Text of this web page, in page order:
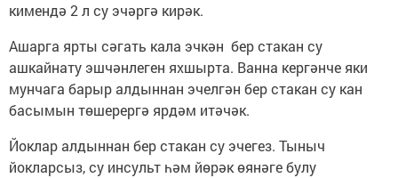
кимендә 2 л су эчәргә кирәк.
Ашарга ярты сәгать кала эчкән бер стакан су
ашкайнату эшчәнлеген яхшырта. Ванна кергәнче яки
мунчага барыр алдыннан эчелгән бер стакан су кан
басымын төшерергә ярдәм итәчәк.
Йоклар алдыннан бер стакан су эчегез. Тыныч
йокларсыз, су инсульт һәм йөрәк өянәге булу